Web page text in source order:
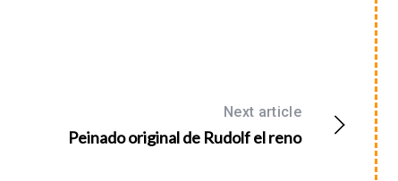
Next article
Peinado original de Rudolf el reno